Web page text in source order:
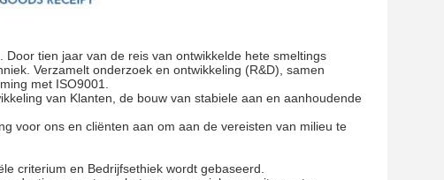
tien jaar van de reis van ontwikkelde hete smeltings
Verzamelt onderzoek en ontwikkeling (R&D), samen
met ISO9001.
van Klanten, de bouw van stabiele aan en aanhoudende
voor ons en cliënten aan om aan de vereisten van milieu te
criterium en Bedrijfsethiek wordt gebaseerd.